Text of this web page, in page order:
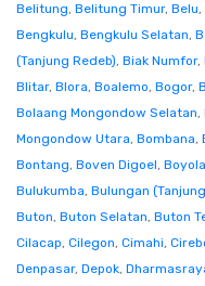
Belitung, Belitung Timur, Belu,
Bengkulu, Bengkulu Selatan,
(Tanjung Redeb), Biak Numfor,
Blitar, Blora, Boalemo, Bogor,
Bolaang Mongondow Selatan,
Mongondow Utara, Bombana,
Bontang, Boven Digoel,
Bulukumba, Bulungan
Buton, Buton Selatan, Buton
Cilacap, Cilegon, Cimahi,
Denpasar, Depok,